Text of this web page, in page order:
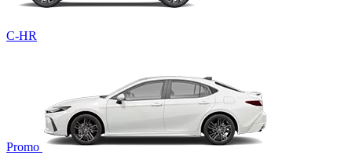
C-HR
Promo